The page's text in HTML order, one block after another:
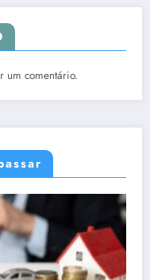
um comentário.
DICAS